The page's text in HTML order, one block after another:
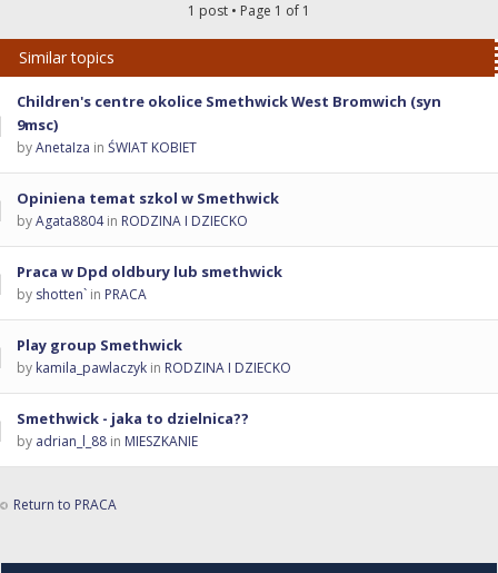
1 post • Page 1 of 1
Similar topics
Children's centre okolice Smethwick West Bromwich (syn
9msc)
byAnetaIza in ŚWIAT KOBIET
Opiniena temat szkol w Smethwick
byAgata8804in RODZINA I DZIECKO
Praca w Dpd oldbury lub smethwick
by shotten` in PRACA
Play group Smethwick
by kamila_pawlaczyk in RODZINA I DZIECKO
Smethwick - jaka to dzielnica??
by adrian_l_88 in MIESZKANIE
Return to PRACA